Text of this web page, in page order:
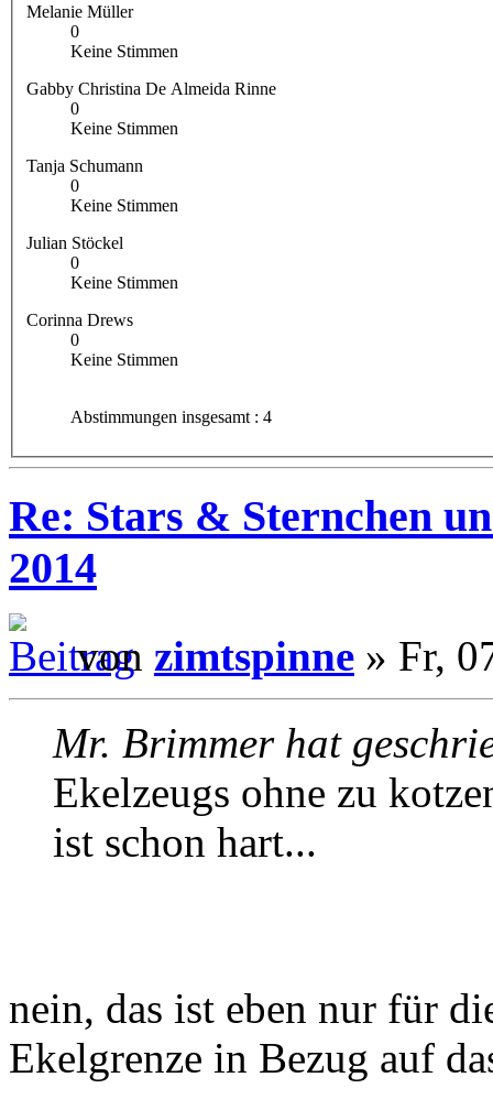
Melanie Müller
0
Keine Stimmen
Gabby Christina De Almeida Rinne
0
Keine Stimmen
Tanja Schumann
0
Keine Stimmen
Julian Stöckel
0
Keine Stimmen
Corinna Drews
0
Keine Stimmen
Abstimmungen insgesamt : 4
Re: Stars & Sternchen
2014
von zimtspinne » Fr,
Mr. Brimmer hat
Ekelzeugs ohne zu
ist schon hart...
nein, das ist eben nur für
Ekelgrenze in Bezug auf